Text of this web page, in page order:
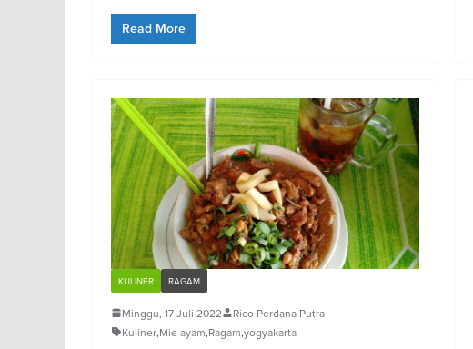
Read More
KULINER RAGAM
Minggu, 17 Juli 2022
Rico Perdana Putra
Kuliner,Mie ayam,Ragam,yogyakarta